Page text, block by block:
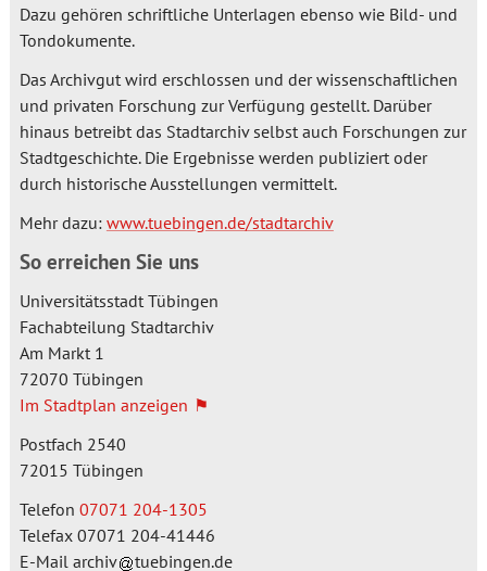
Dazu gehören schriftliche Unterlagen ebenso wie Bild- und
Tondokumente.
Das Archivgut wird erschlossen und der wissenschaftlichen
und privaten Forschung zur Verfügung gestellt. Darüber
hinaus betreibt das Stadtarchiv selbst auch Forschungen zur
Stadtgeschichte. Die Ergebnisse werden publiziert oder
durch historische Ausstellungen vermittelt.
Mehr dazu: www.tuebingen.de/stadtarchiv
So erreichen Sie uns
Universitätsstadt Tübingen
Fachabteilung Stadtarchiv
Hausadresse:
Am Markt 1
72070 Tübingen
Im Stadtplan anzeigen
Postadresse:
Postfach 2540
72015 Tübingen
Telefon 07071 204-1305
Telefax 07071 204-41446
E-Mail archiv tuebingen.de